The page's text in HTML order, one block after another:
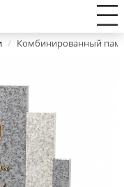
/ Комбинированный